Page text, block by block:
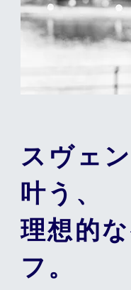
スヴェ
叶う、
理想的
フ。